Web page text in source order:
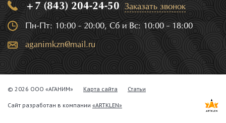
+7 (843) 204-24-50 Заказать звонок
Пн-Пт: 10:00 - 20:00, Сб и Вс: 10:00 - 18:00
aganimkzn@mail.ru
© 2026 ООО «АГАНИМ» Карта сайта Статьи
Сайт разработан в компании «ARTKLEN»